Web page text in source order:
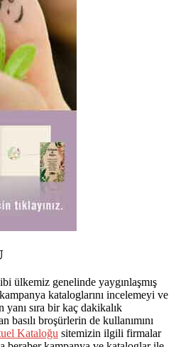
ülkemiz genelinde yaygınlaşmış
kataloglarını incelemeyi ve
yanı sıra bir kaç dakikalık
basılı broşürlerin de kullanımını
Kataloğu sitemizin ilgili firmalar